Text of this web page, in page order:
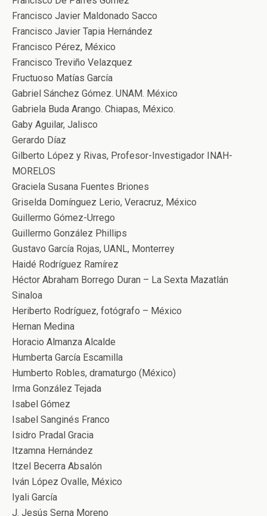
Francisco Javier Maldonado Sacco
Francisco Javier Tapia Hernández
Francisco Pérez, México
Francisco Treviño Velazquez
Fructuoso Matías García
Gabriel Sánchez Gómez. UNAM. México
Gabriela Buda Arango. Chiapas, México.
Gaby Aguilar, Jalisco
Gerardo Díaz
Gilberto López y Rivas, Profesor-Investigador INAH-
MORELOS
Graciela Susana Fuentes Briones
Griselda Domínguez Lerio, Veracruz, México
Guillermo Gómez-Urrego
Guillermo González Phillips
Gustavo García Rojas, UANL, Monterrey
Haidé Rodríguez Ramírez
Héctor Abraham Borrego Duran – La Sexta Mazatlán
Sinaloa
Heriberto Rodríguez, fotógrafo – México
Hernan Medina
Horacio Almanza Alcalde
Humberta García Escamilla
Humberto Robles, dramaturgo (México)
Irma González Tejada
Isabel Gómez
Isabel Sanginés Franco
Isidro Pradal Gracia
Itzamna Hernández
Itzel Becerra Absalón
Iván López Ovalle, México
Iyali García
J. Jesús Serna Moreno